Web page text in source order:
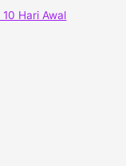
Hari Awal